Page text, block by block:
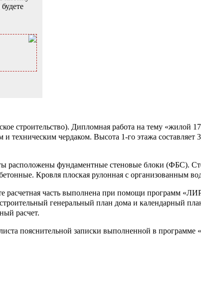
строительство). Дипломная работа на тему «жилой
чердаком. Высота 1-го этажа составляет
расположены фундаментные стеновые блоки (ФБС).
Кровля плоская рулонная с организованным
часть выполнена при помощи программ
генеральный план дома и календарный
расчет.
пояснительной записки выполненной в программе